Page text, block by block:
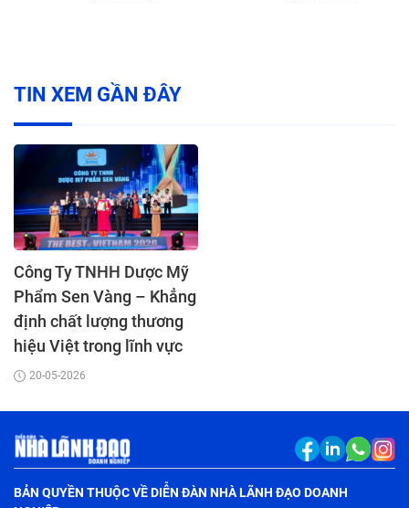
TIN XEM GẦN ĐÂY
Công Ty TNHH Dược Mỹ
Phẩm Sen Vàng – Khẳng
định chất lượng thương
hiệu Việt trong lĩnh vực
chăm sóc sức khỏe và
20-05-2026
BẢN QUYỀN THUỘC VỀ DIỄN ĐÀN NHÀ LÃNH ĐẠO DOANH